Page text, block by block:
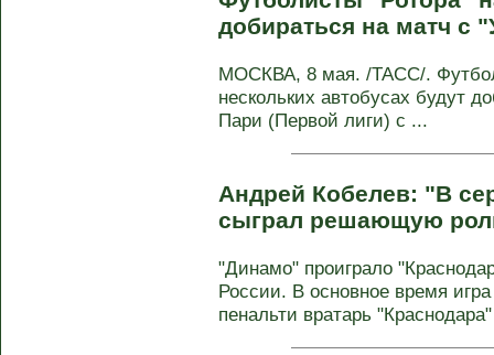
добираться на матч с
МОСКВА, 8 мая. /ТАСС/.
нескольких автобусах будут
Пари (Первой лиги) с ...
Андрей Кобелев: "В
сыграл решающую
"Динамо" проиграло
России. В основное время
пенальти вратарь